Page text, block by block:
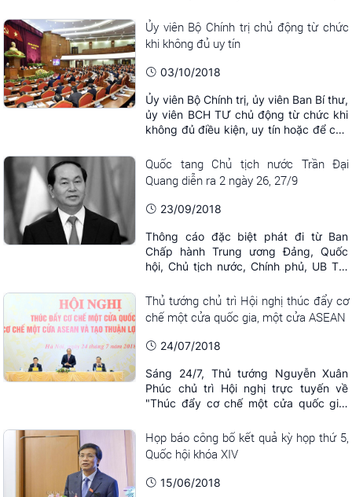
Ủy viên Bộ Chính trị chủ động từ chức
khi không đủ uy tín
03/10/2018
Ủy viên Bộ Chính trị, ủy viên Ban Bí thư,
ủy viên BCH TƯ chủ động từ chức khi
không đủ điều kiện, uy tín hoặc để cán
làm trái gây hậu quả nghiêm trọng...
Quốc tang Chủ tịch nước Trần Đại
Quang diễn ra 2 ngày 26, 27/9
23/09/2018
Thông cáo đặc biệt phát đi từ Ban
Chấp hành Trung ương Đảng, Quốc
hội, Chủ tịch nước, Chính phủ, UB TƯ
Trần Đại Quang được tổ chức với nghi
thức Quốc tang trong 2 ngày. Lễ viếng
Chủ tịch nước bắt đầu từ 7h ngày
26/9, lễ truy điệu tổ chức hồi 7h30
ngày 27/9, lễ ...
Thủ tướng chủ trì Hội nghị thúc đẩy cơ
chế một cửa quốc gia, một cửa ASEAN
24/07/2018
Sáng 24/7, Thủ tướng Nguyễn Xuân
Phúc chủ trì Hội nghị trực tuyến về
"Thúc đẩy cơ chế một cửa quốc gia,
thương mại”. Dự kiến, từ các ý kiến tại
Hội nghị, cơ quan chức năng sẽ hoàn
thiện trình Chính phủ Nghị định và kế
hoạch hành động về vấn đề này.
Họp báo công bố kết quả kỳ họp thứ 5,
Quốc hội khóa XIV
15/06/2018